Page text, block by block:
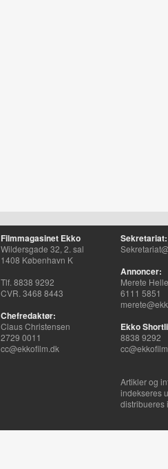
Filmmagasinet Ekko
Wildersgade 32, 2. sal
1408 København K
Tlf. 8838 9292
CVR. 3468 8443
Chefredaktør:
Claus Christensen
2729 0011
cc@ekkofilm.dk
Sekretariat:
Annoncer:
Merete
6111 5851
Ekko
8838 9292
Artikler og
indekseres
distribueres